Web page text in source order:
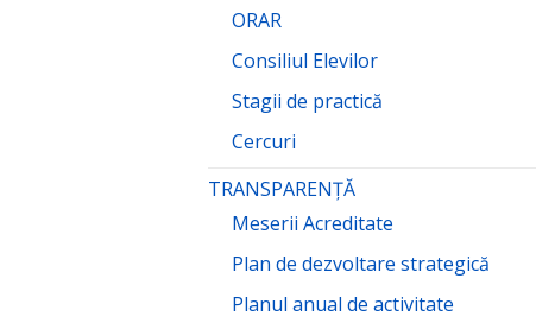
ORAR
Consiliul Elevilor
Stagii de practică
Cercuri
TRANSPARENȚĂ
Meserii Acreditate
Plan de dezvoltare strategică
Planul anual de activitate